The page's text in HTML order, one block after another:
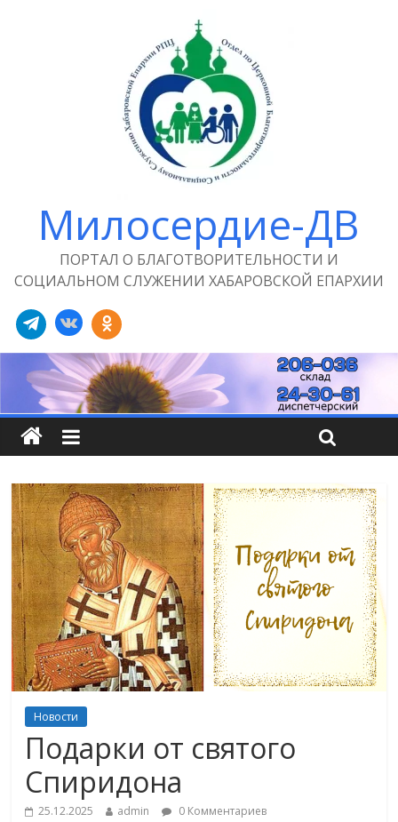
Милосердие-ДВ
ПОРТАЛ О БЛАГОТВОРИТЕЛЬНОСТИ И
СОЦИАЛЬНОМ СЛУЖЕНИИ ХАБАРОВСКОЙ ЕПАРХИИ
Новости
Подарки от святого
Спиридона
25.12.2025 admin 0 Комментариев